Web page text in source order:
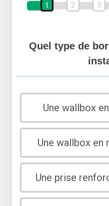
1 2 3
Quel type de
Une wallbox
Une wallbox en
Une prise